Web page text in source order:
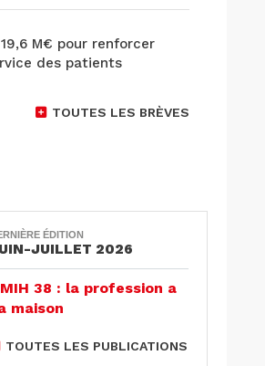
M€ pour renforcer
des patients
TOUTES LES BRÈVES
ÉDITION
JUILLET 2026
38 : la profession a
maison
TOUTES LES PUBLICATIONS